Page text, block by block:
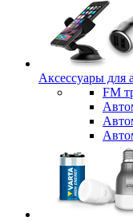
Аксессуары для
FM